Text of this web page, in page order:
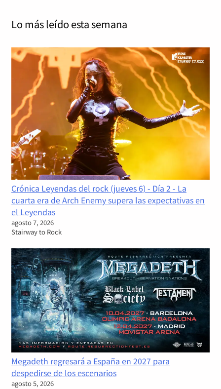
Lo más leído esta semana
Crónica Leyendas del rock (jueves 6) - Día 2 - La
cuarta era de Arch Enemy supera las expectativas en
el Leyendas
agosto 7, 2026
Stairway to Rock
Megadeth regresará a España en 2027 para
despedirse de los escenarios
agosto 5, 2026